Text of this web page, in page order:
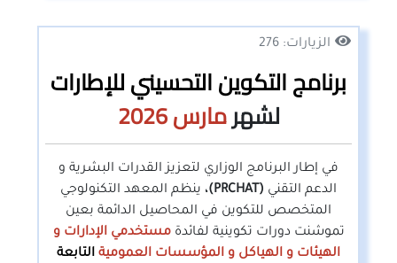
الزيارات: 276
برنامج التكوين التحسيني للإطارات
لشهرمارس2026
في إطار البرنامج الوزاري لتعزيز القدرات البشرية و
الدعم التقني (PRCHAT)،
ينظم المعهد التكنولوجي
المتخصص للتكوين في المحاصيل الدائمة بعين
تموشنت دورات تكوينية لفائدةمستخدمي الإدارات و
الهيئات و الهياكل و المؤسسات العمومية التابعة